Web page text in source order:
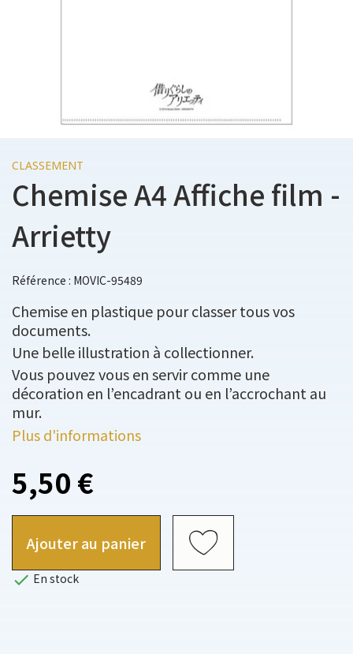
CLASSEMENT
Chemise A4 Affiche film -
Arrietty
Référence : MOVIC-95489
Chemise en plastique pour classer tous vos
documents.
Une belle illustration à collectionner.
Vous pouvez vous en servir comme une
décoration en l’encadrant ou en l’accrochant au
mur.
Plus d'informations
5,50 €
Ajouter au panier
 En stock